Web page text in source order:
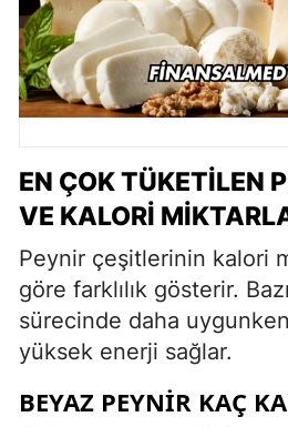
EN ÇOK TÜKETILEN
VE KALORI
Peynir çeşitlerinin kalori
göre farklılık gösterir.
sürecinde daha
yüksek enerji sağlar.
BEYAZ PEYNIR KAÇ